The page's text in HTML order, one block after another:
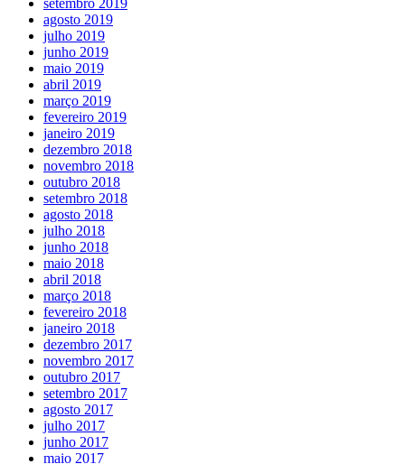
setembro 2019
agosto 2019
julho 2019
junho 2019
maio 2019
abril 2019
março 2019
fevereiro 2019
janeiro 2019
dezembro 2018
novembro 2018
outubro 2018
setembro 2018
agosto 2018
julho 2018
junho 2018
maio 2018
abril 2018
março 2018
fevereiro 2018
janeiro 2018
dezembro 2017
novembro 2017
outubro 2017
setembro 2017
agosto 2017
julho 2017
junho 2017
maio 2017